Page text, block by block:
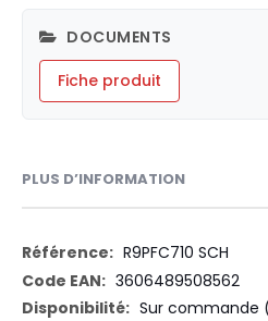
DOCUMENTS
Fiche produit
PLUS D’INFORMATION
Plus
d’information
R9PFC710 SCH
3606489508562
Sur commande